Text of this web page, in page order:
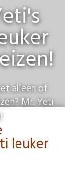
alleen of
Mr. Yeti
leuker